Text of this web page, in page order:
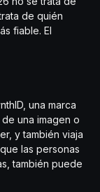
de quién
fiable. El
una marca
una imagen o
y también viaja
las personas
también puede